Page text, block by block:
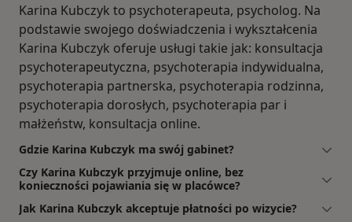
Karina Kubczyk to psychoterapeuta, psycholog. Na
podstawie swojego doświadczenia i wykształcenia
Karina Kubczyk oferuje usługi takie jak: konsultacja
psychoterapeutyczna, psychoterapia indywidualna,
psychoterapia partnerska, psychoterapia rodzinna,
psychoterapia dorosłych, psychoterapia par i
małżeństw, konsultacja online.
Gdzie Karina Kubczyk ma swój gabinet?
Czy Karina Kubczyk przyjmuje online, bez
konieczności pojawiania się w placówce?
Jak Karina Kubczyk akceptuje płatności po wizycie?